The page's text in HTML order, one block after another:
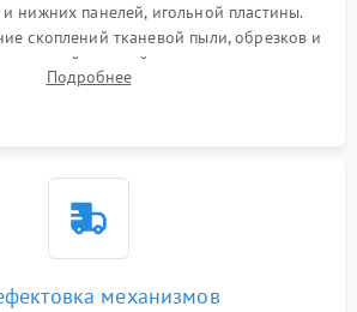
нижних панелей, игольной пластины.
скоплений тканевой пыли, обрезков и
и ножей с помощью жестких
и потока сжатого воздуха.
Подробнее
механизмов